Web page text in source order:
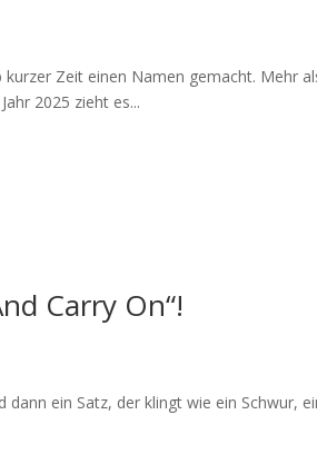
Zeit einen Namen gemacht. Mehr
2025 zieht es...
Carry On“!
ein Satz, der klingt wie ein Schwur,